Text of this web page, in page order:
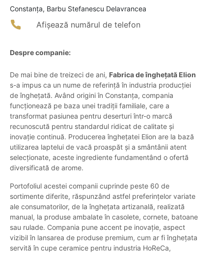
Constanţa, Barbu Stefanescu Delavrancea
Afișează numărul de telefon
Despre companie:
De mai bine de treizeci de ani, Fabrica de înghețată Elion
s-a impus ca un nume de referință în industria producției
de înghețată. Având origini în Constanța, compania
funcționează pe baza unei tradiții familiale, care a
transformat pasiunea pentru deserturi într-o marcă
recunoscută pentru standardul ridicat de calitate și
inovație continuă. Producerea înghețatei Elion are la bază
utilizarea laptelui de vacă proaspăt și a smântânii atent
selecționate, aceste ingrediente fundamentând o ofertă
diversificată de arome.
Portofoliul acestei companii cuprinde peste 60 de
sortimente diferite, răspunzând astfel preferințelor variate
ale consumatorilor, de la înghețata artizanală, realizată
manual, la produse ambalate în casolete, cornete, batoane
sau rulade. Compania pune accent pe inovație, aspect
vizibil în lansarea de produse premium, cum ar fi înghețata
servită în cupe ceramice pentru industria HoReCa,